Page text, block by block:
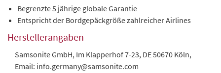
Begrenzte 5 jährige globale Garantie
Entspricht der Bordgepäckgröße zahlreicher Airlines
Herstellerangaben
Samsonite GmbH, Im Klapperhof 7-23, DE 50670 Köln,
Email: info.germany@samsonite.com